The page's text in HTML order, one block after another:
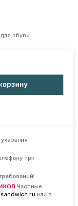
обуви.
при
Частные
или в